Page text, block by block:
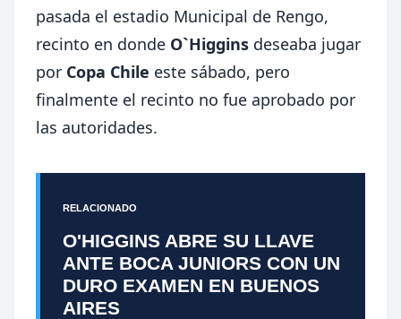
pasada el estadio Municipal de Rengo,
recinto en donde O`Higgins deseaba jugar
por Copa Chile este sábado, pero
finalmente el recinto no fue aprobado por
las autoridades.
RELACIONADO
O'HIGGINS ABRE SU LLAVE
ANTE BOCA JUNIORS CON UN
DURO EXAMEN EN BUENOS
AIRES